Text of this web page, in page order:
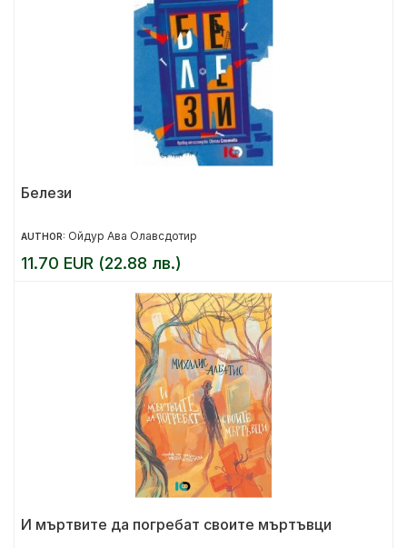
Белези
AUTHOR: Ойдур Ава Олавсдотир
11.70 EUR (22.88 лв.)
И мъртвите да погребат своите мъртъвци